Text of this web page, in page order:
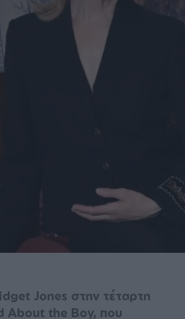
Jones στην τέταρτη
About the Boy, που